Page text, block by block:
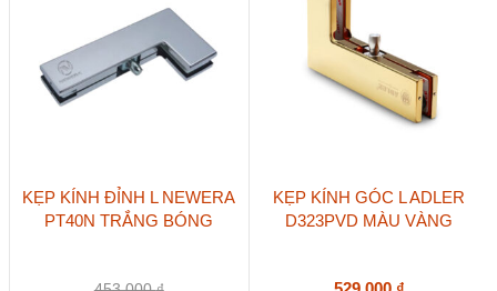
KẸP KÍNH ĐỈNH L NEWERA
PT40N TRẮNG BÓNG
KẸP KÍNH GÓC L ADLER
D323PVD MÀU VÀNG